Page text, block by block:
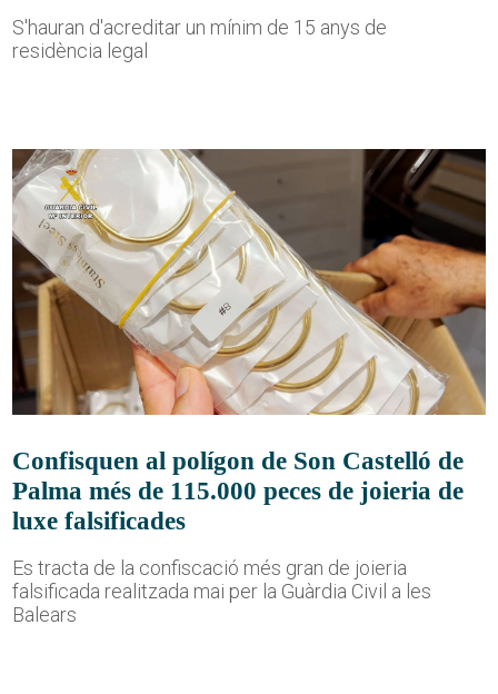
S'hauran d'acreditar un mínim de 15 anys de
residència legal
Confisquen al polígon de Son Castelló de
Palma més de 115.000 peces de joieria de
luxe falsificades
Es tracta de la confiscació més gran de joieria
falsificada realitzada mai per la Guàrdia Civil a les
Balears